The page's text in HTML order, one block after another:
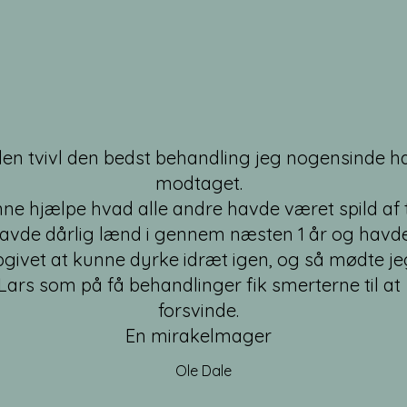
tvivl den bedst behandling jeg nogensinde
modtaget.
hjælpe hvad alle andre havde været spild af
dårlig lænd i gennem næsten 1 år og
at kunne dyrke idræt igen, og så mødte
som på få behandlinger fik smerterne til at
forsvinde.
En mirakelmager
Ole Dale